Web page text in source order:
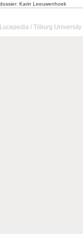
Karin Leeuwenhoek
/ Tilburg University |